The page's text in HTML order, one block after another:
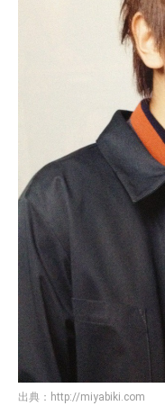
出典： http://miyabiki.com